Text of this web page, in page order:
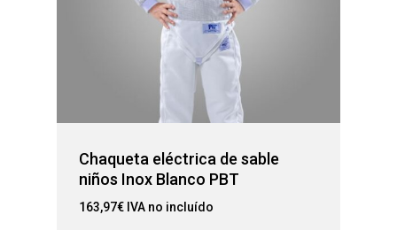
Chaqueta eléctrica de sable
niños Inox Blanco PBT
163,97€ IVA no incluído